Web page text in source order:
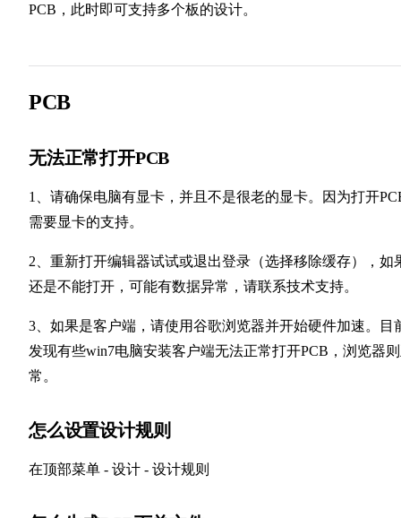
PCB，此时即可支持多个板的设计。
PCB
无法正常打开PCB
1、请确保电脑有显卡，并且不是很老的显卡。因为打开
需要显卡的支持。
2、重新打开编辑器试试或退出登录（选择移除缓存），如
还是不能打开，可能有数据异常，请联系技术支持。
3、如果是客户端，请使用谷歌浏览器并开始硬件加速。目
发现有些win7电脑安装客户端无法正常打开PCB，浏览器
常。
怎么设置设计规则
在顶部菜单 - 设计 - 设计规则